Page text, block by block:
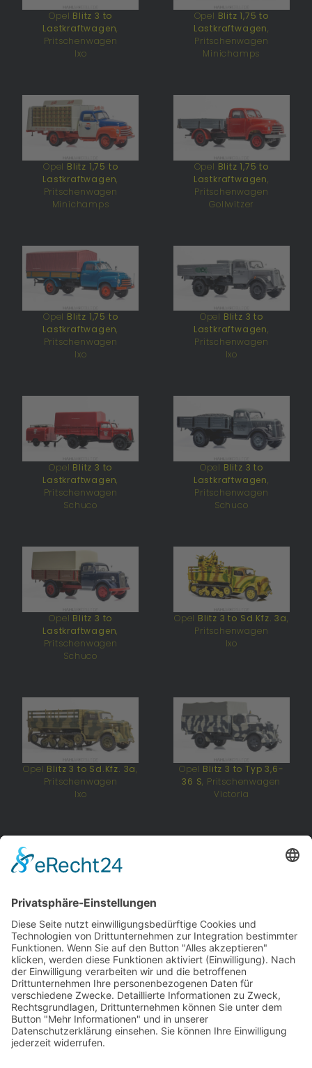
Opel Blitz 3 to
Lastkraftwagen,
Pritschenwagen
Ixo
Opel Blitz 1,75 to
Lastkraftwagen,
Pritschenwagen
Minichamps
Opel Blitz 1,75 to
Lastkraftwagen,
Pritschenwagen
Minichamps
Opel Blitz 1,75 to
Lastkraftwagen,
Pritschenwagen
Gollwitzer
Opel Blitz 1,75 to
Lastkraftwagen,
Pritschenwagen
Ixo
Opel Blitz 3 to
Lastkraftwagen,
Pritschenwagen
Ixo
Opel Blitz 3 to
Lastkraftwagen,
Pritschenwagen
Schuco
Opel Blitz 3 to
Lastkraftwagen,
Pritschenwagen
Schuco
Opel Blitz 3 to
Lastkraftwagen,
Pritschenwagen
Schuco
Opel Blitz 3 to Sd.Kfz. 3a,
Pritschenwagen
Ixo
Opel Blitz 3 to Sd.Kfz. 3a,
Pritschenwagen
Ixo
Opel Blitz 3 to Typ 3,6-
36 S, Pritschenwagen
Victoria
OpelBlitz 3 to Typ 3,6-
36 S , Pritschenwagen
Victoria
36 S, Pritschenwagen
Victoria
OpelP4, Pritschenwagen